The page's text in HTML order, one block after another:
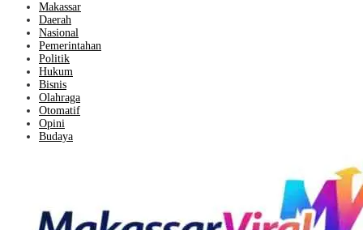
Makassar
Daerah
Nasional
Pemerintahan
Politik
Hukum
Bisnis
Olahraga
Otomatif
Opini
Budaya